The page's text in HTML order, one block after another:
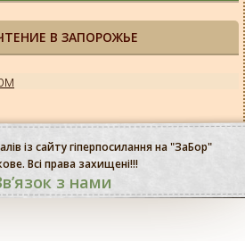
В ЗАПОРОЖЬЕ
із сайту гіперпосилання на "ЗаБор"
Всі права захищені!!!
з нами